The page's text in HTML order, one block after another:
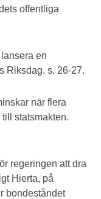
offentliga
en
Riksdag. s. 26-27.
när flera
statsmakten.
regeringen att dra
Hierta, på
bondeståndet